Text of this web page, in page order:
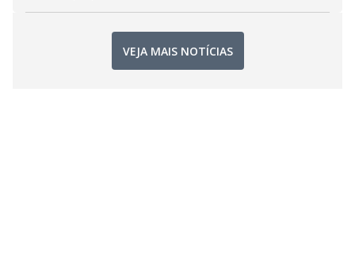
VEJA MAIS NOTÍCIAS